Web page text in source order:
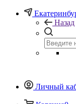
Назад
Личный